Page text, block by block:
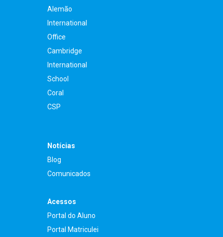
Alemão
International
Office
Cambridge
International
School
Coral
CSP
Notícias
Blog
Comunicados
Acessos
Portal do Aluno
Portal Matriculei